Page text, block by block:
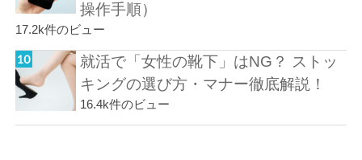
操作手順）
17.2k件のビュー
就活で「女性の靴下」はNG？ ストッ
キングの選び方・マナー徹底解説！
16.4k件のビュー